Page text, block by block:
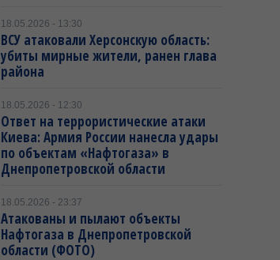
18.05.2026 - 13:30
ВСУ атаковали Херсонскую область:
убиты мирные жители, ранен глава
района
18.05.2026 - 12:30
Ответ на террористические атаки
Киева: Армия России нанесла удары
по объектам «Нафтогаза» в
Днепропетровской области
18.05.2026 - 23:37
Атакованы и пылают объекты
Нафтогаза в Днепропетровской
области (ФОТО)